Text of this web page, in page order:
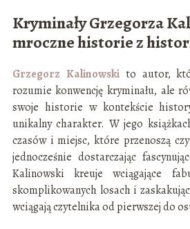
Kryminały Grzegorza
mroczne historie z
Grzegorz Kalinowskito autor,
rozumie konwencję kryminału, ale
swoje historie w kontekście
unikalny charakter. W jego
czasów i miejsc, które przenoszą
jednocześnie dostarczając
Kalinowski kreuje wciągające
skomplikowanych losach i
wciągają czytelnika od pierwszej do